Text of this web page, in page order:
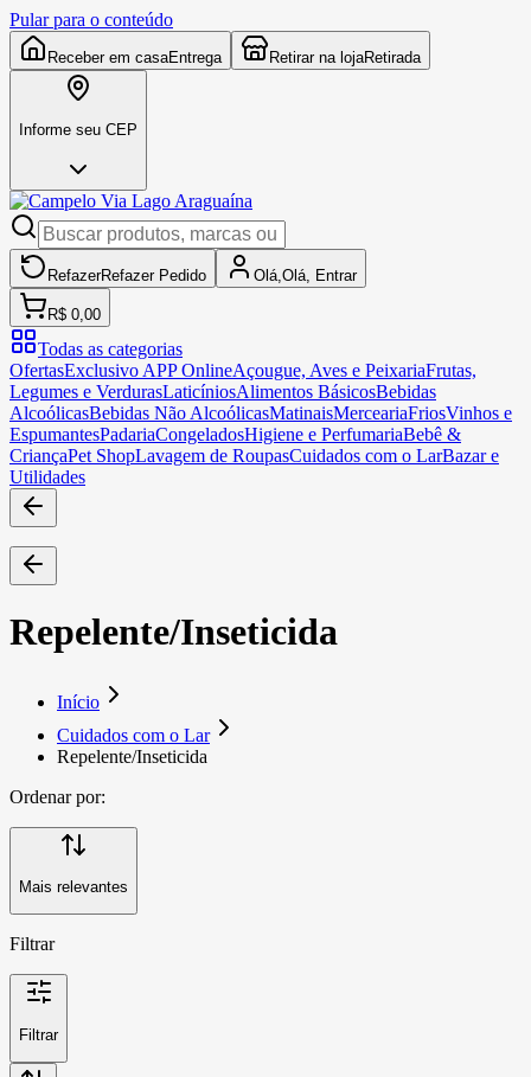
Pular para o conteúdo
Receber em casaEntrega Retirar na lojaRetirada
Informe seu CEP
RefazerRefazer Pedido Olá, Olá, Entrar
R$ 0,00
Todas as categorias
OfertasExclusivo APP OnlineAçougue, Aves e PeixariaFrutas,
Legumes e VerdurasLaticíniosAlimentos BásicosBebidas
AlcoólicasBebidas Não AlcoólicasMatinaisMerceariaFriosVinhos e
EspumantesPadariaCongeladosHigiene e PerfumariaBebê &
CriançaPet ShopLavagem de RoupasCuidados com o LarBazar e
Utilidades
Repelente/Inseticida
Início
Cuidados com o Lar
Repelente/Inseticida
Ordenar por:
Mais relevantes
Filtrar
Filtrar